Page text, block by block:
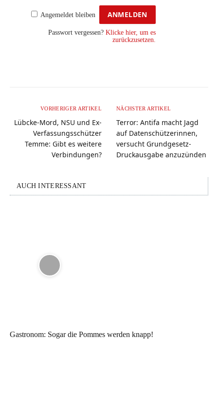
Angemeldet bleiben
Passwort vergessen? Klicke hier, um es
zurückzusetzen.
VORHERIGER ARTIKEL
Lübcke-Mord, NSU und Ex-
Verfassungsschützer
Temme: Gibt es weitere
Verbindungen?
NÄCHSTER ARTIKEL
Terror: Antifa macht Jagd
auf Datenschützerinnen,
versucht Grundgesetz-
Druckausgabe anzuzünden
AUCH INTERESSANT
Gastronom: Sogar die Pommes werden knapp!